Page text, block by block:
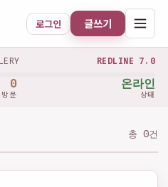
로그인 글쓰기
REDLINE 7.0
0
방문
온라인
상태
총 0건